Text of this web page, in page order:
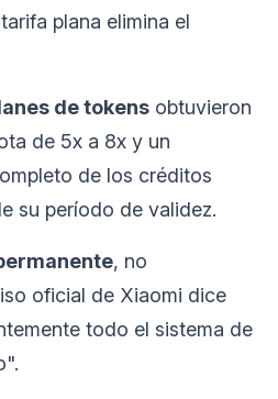
plana elimina el
de tokens obtuvieron
de 5x a 8x y un
de los créditos
su período de validez.
, no
oficial de Xiaomi dice
todo el sistema de